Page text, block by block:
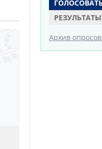
РЕЗУЛЬТАТЫ
Архив опросов